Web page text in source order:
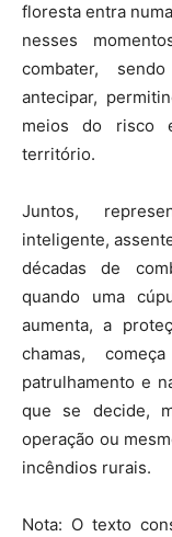
floresta entra
nesses
combater,
antecipar,
meios do risco
território.
Juntos,
inteligente,
décadas de
quando uma
aumenta, a
chamas,
patrulhamento e
que se decide,
operação ou
incêndios rurais.
Nota: O texto